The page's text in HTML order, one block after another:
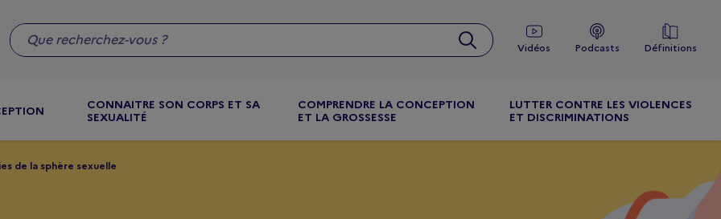
Vidéos Podcasts Définitions
CONNAITRE SON CORPS ET SA
SEXUALITÉ
COMPRENDRE LA CONCEPTION
ET LA GROSSESSE
LUTTER CONTRE LES VIOLENCES
ET DISCRIMINATIONS
de la sphère sexuelle